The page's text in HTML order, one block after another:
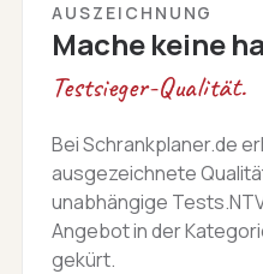
AUSZEICHNUNG
Mache keine
Testsieger-Qualität.
Bei Schrankplaner.de
ausgezeichnete
unabhängige
Angebot in der
gekürt.